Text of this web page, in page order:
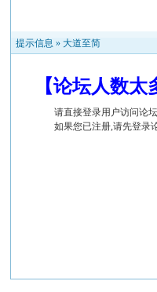
提示信息 » 大道至简
【论坛人数
请直接登录用户访问论
如果您已注册,请先登录